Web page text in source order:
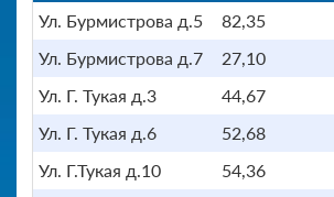
Ул. Бурмистрова д.5
82,35
Ул. Бурмистрова д.7
27,10
Ул. Г. Тукая д.3
44,67
Ул. Г. Тукая д.6
52,68
Ул. Г.Тукая д.10
54,36